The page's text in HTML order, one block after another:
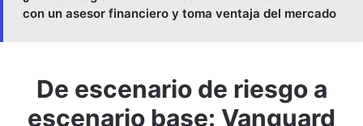
con un asesor financiero y toma ventaja del mercado
De escenario de riesgo a
escenario base: Vanguard